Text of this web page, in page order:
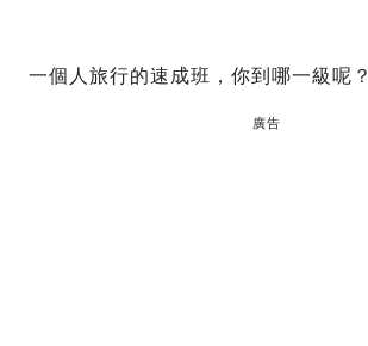
一個人旅行的速成班，你到哪一級呢？
廣告